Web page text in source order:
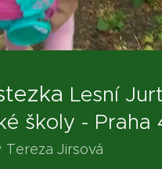
Lesní
školy - Praha
Jirsová